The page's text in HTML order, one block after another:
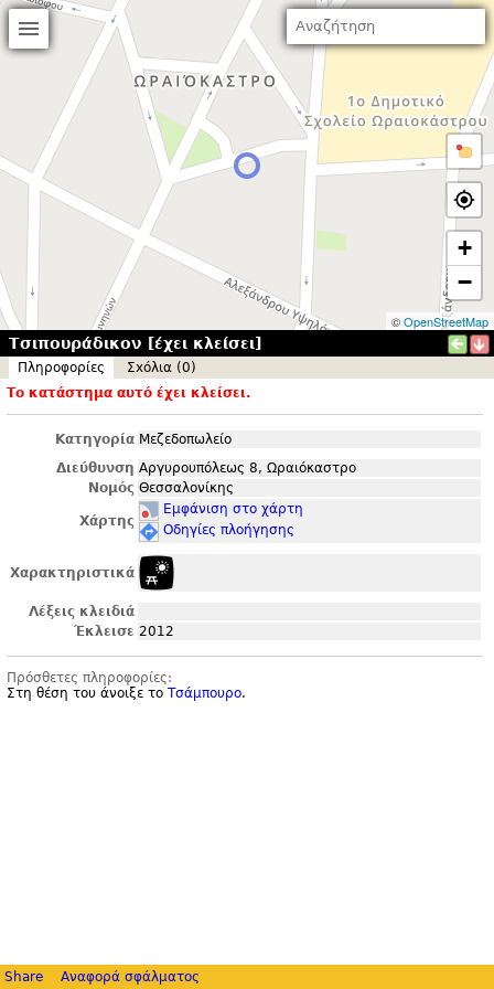
+
−
©OpenStreetMap
Τσιπουράδικον [έχει κλείσει]
Πληροφορίες
Σxόλια (0)
Το κατάστημα αυτό έχει κλείσει.
Κατηγορία Μεζεδοπωλείο
Διεύθυνση Αργυρουπόλεως 8, Ωραιόκαστρο
Νομός Θεσσαλονίκης
Χάρτης
Εμφάνιση στο χάρτη
Οδηγίες πλοήγησης
Χαρακτηριστικά
Λέξεις κλειδιά
Έκλεισε 2012
Πρόσθετες πληροφορίες:
Στη θέση του άνοιξε το Τσάμπουρο.
Share Αναφορά σφάλματος